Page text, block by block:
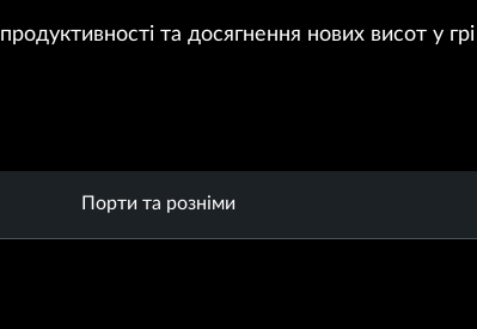
продуктивності та досягнення нових висот у грі
Порти та розніми